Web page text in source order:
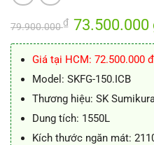
79.900.000₫ Giá
gốc
là:
73.500.000
Giá tại HCM: 72.500.000 đ
Model: SKFG-150.ICB
Thương hiệu: SK
Dung tích: 1550L
Kích thước ngăn mát: